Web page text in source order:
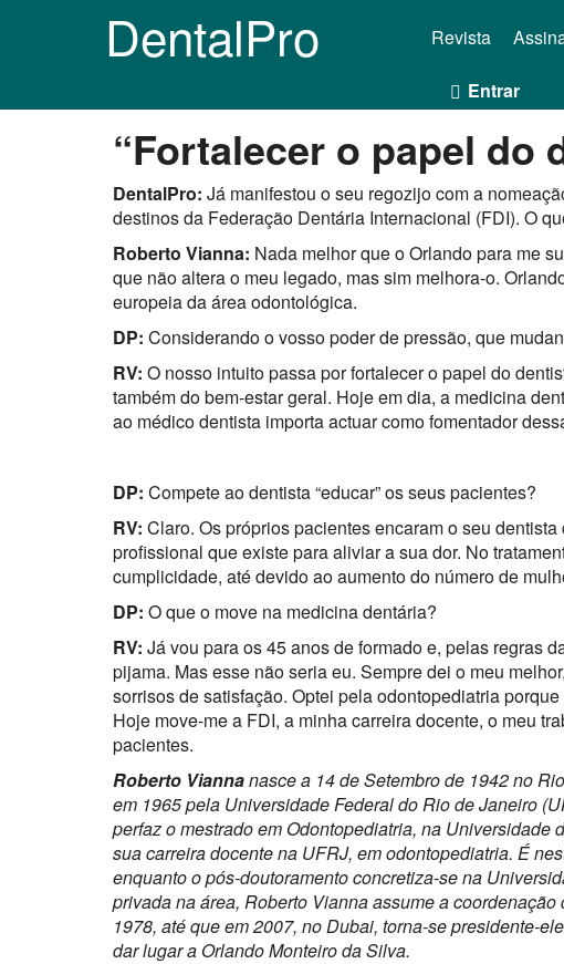
DentalPro Revista
Entrar
“Fortalecer o papel do
DentalPro: Já manifestou o seu regozijo com a
destinos da Federação Dentária Internacional (FDI). O
Roberto Vianna: Nada melhor que o Orlando para me
que não altera o meu legado, mas sim melhora-o.
europeia da área odontológica.
DP: Considerando o vosso poder de pressão, que
RV: O nosso intuito passa por fortalecer o papel do
também do bem-estar geral. Hoje em dia, a medicina
ao médico dentista importa actuar como fomentador
DP: Compete ao dentista “educar” os seus pacientes?
RV: Claro. Os próprios pacientes encaram o seu
profissional que existe para aliviar a sua dor. No
cumplicidade, até devido ao aumento do número de
DP: O que o move na medicina dentária?
RV: Já vou para os 45 anos de formado e, pelas regras
pijama. Mas esse não seria eu. Sempre dei o meu
sorrisos de satisfação. Optei pela odontopediatria
Hoje move-me a FDI, a minha carreira docente, o meu
pacientes.
Roberto Viannanasce a 14 de Setembro de 1942 no
em 1965 pela Universidade Federal do Rio de Janeiro
perfaz o mestrado em Odontopediatria, na
sua carreira docente na UFRJ, em odontopediatria. É
enquanto o pós-doutoramento concretiza-se na
privada na área, Roberto Vianna assume a
1978, até que em 2007, no Dubai, torna-se presidente-
dar lugar a Orlando Monteiro da Silva.